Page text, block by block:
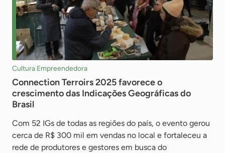
Cultura Empreendedora
Connection Terroirs 2025 favorece o
crescimento das Indicações Geográficas do
Brasil
Com 52 IGs de todas as regiões do país, o evento gerou
cerca de R$ 300 mil em vendas no local e fortaleceu a
rede de produtores e gestores em busca do